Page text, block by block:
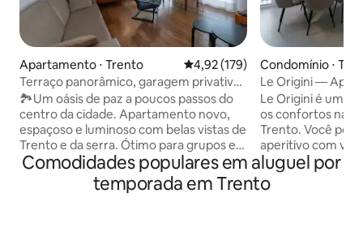
Apartamento ⋅ Trento 4,92 de uma avaliação média de
4,92 (179)
Terraço panorâmico, garagem privativa,
estacionamento
🏞️Um oásis de paz a poucos passos do
centro da cidade. Apartamento novo,
espaçoso e luminoso com belas vistas de
Trento e da serra. Ótimo para grupos e
famílias. O centro pode ser alcançado
em 15 minutos a pé ou 5 minutos de
carro e ônibus. Os supermercados ficam
Condomínio ⋅
Le Origini —
Le Origini é uma
os confortos na
Trento. Você
aperitivo com
ou relaxar na
uma grande
hidromassagem
Comodidades populares em aluguel por
temporada em Trento